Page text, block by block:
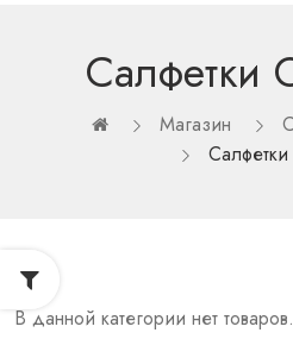
Салфетки
Магазин
В данной категории нет товаров.